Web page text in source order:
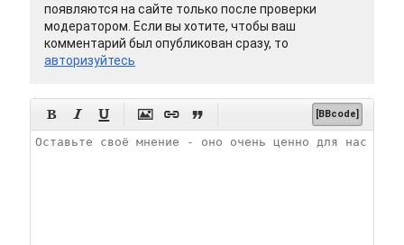
появляются на сайте только после проверки
модератором. Если вы хотите, чтобы ваш
комментарий был опубликован сразу, то
авторизуйтесь
      [BBcode]